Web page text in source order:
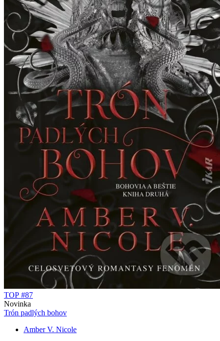
TOP #87
Novinka
Trón padlých bohov
Amber V. Nicole